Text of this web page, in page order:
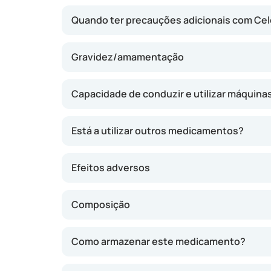
Quando ter precauções adicionais com
Gravidez/amamentação
Capacidade de conduzir e utilizar
Está a utilizar outros medicamentos?
Efeitos adversos
Composição
Como armazenar este medicamento?